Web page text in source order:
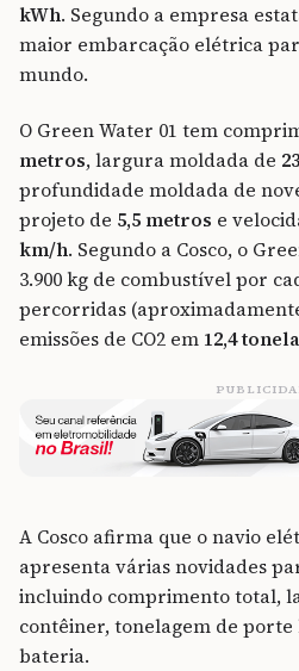
kWh. Segundo a empresa
maior embarcação elétrica
mundo.
O Green Water 01 tem
metros, largura moldada de
profundidade moldada de
projeto de 5,5 metros e
km/h. Segundo a Cosco, o
3.900 kg de combustível por
percorridas
emissões de CO2 em 12,4
A Cosco afirma que o navio
apresenta várias novidades
incluindo comprimento total,
contêiner, tonelagem de
bateria.